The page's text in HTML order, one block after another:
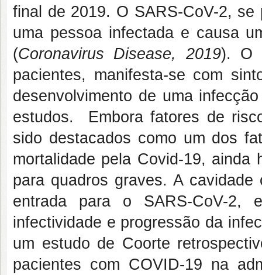
final de 2019. O SARS-CoV-2,
uma pessoa infectada e causa
(Coronavirus Disease, 2019). O
pacientes, manifesta-se com
desenvolvimento de uma
estudos. Embora fatores de
sido destacados como um dos
mortalidade pela Covid-19,
para quadros graves. A
entrada para o SARS-CoV-2,
infectividade e progressão da
um estudo de Coorte
pacientes com COVID-19 na